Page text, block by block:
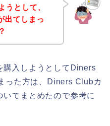
うとして、
出てしまっ
購入しようとしてDiners
った方は、Diners Clubカ
てまとめたので参考に